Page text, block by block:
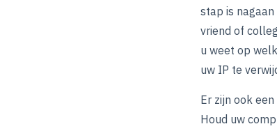
stap is
vriend of
u weet op
uw IP te
Er zijn ook
Houd uw